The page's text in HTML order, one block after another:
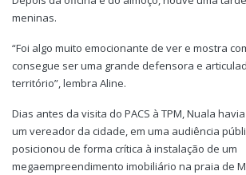
meninas.
“Foi algo muito emocionante de ver e mostra
consegue ser uma grande defensora e
território”, lembra Aline.
Dias antes da visita do PACS à TPM, Nuala
um vereador da cidade, em uma audiência
posicionou de forma crítica à instalação de um
megaempreendimento imobiliário na praia de